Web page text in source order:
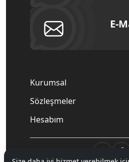
E-
Kurumsal
Sözleşmeler
Hesabım